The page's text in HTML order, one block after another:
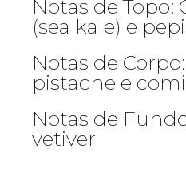
Notas de
(sea kale) e
Notas de
pistache e
Notas de
vetiver